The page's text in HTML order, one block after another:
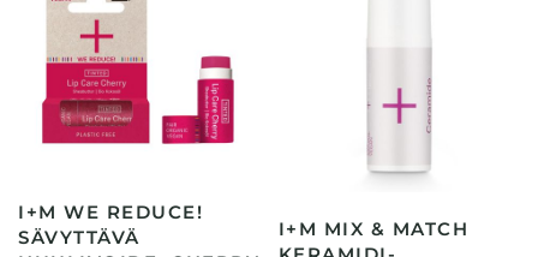
I+M WE REDUCE!
SÄVYTTÄVÄ
I+M MIX & MATCH